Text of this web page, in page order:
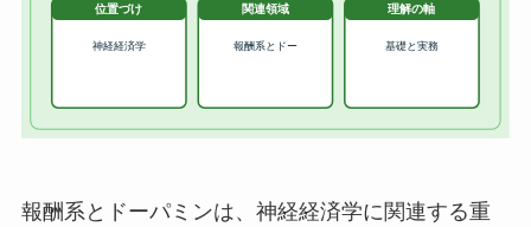
報酬系とドーパミンは、神経経済学に関連する重